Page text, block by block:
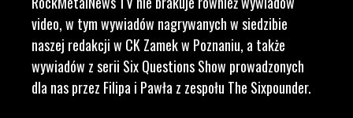
video, w tym wywiadów nagrywanych w siedzibie
naszej redakcji w CK Zamek w Poznaniu, a także
wywiadów z serii Six Questions Show prowadzonych
dla nas przez Filipa i Pawła z zespołu The Sixpounder.